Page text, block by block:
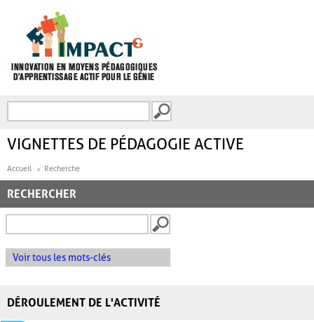
FORMULAIRE DE
VIGNETTES DE PÉDAGOGIE ACTIVE
Accueil Recherche
RECHERCHER
Voir tous les mots-clés
DÉROULEMENT DE L'ACTIVITÉ